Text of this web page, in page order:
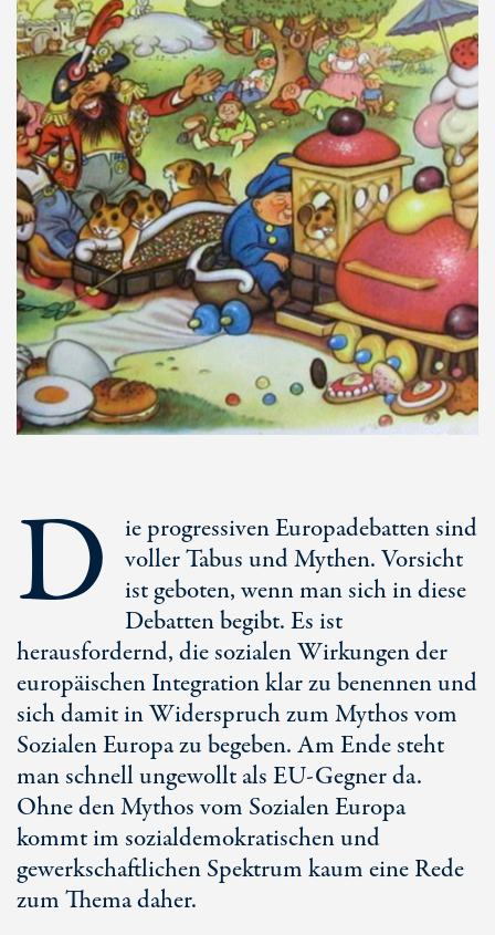
D
ie progressiven Europadebatten sind
voller Tabus und Mythen. Vorsicht
ist geboten, wenn man sich in diese
Debatten begibt. Es ist
herausfordernd, die sozialen Wirkungen der
europäischen Integration klar zu benennen und
sich damit in Widerspruch zum Mythos vom
Sozialen Europa zu begeben. Am Ende steht
man schnell ungewollt als EU-Gegner da.
Ohne den Mythos vom Sozialen Europa
kommt im sozialdemokratischen und
gewerkschaftlichen Spektrum kaum eine Rede
zum Thema daher.